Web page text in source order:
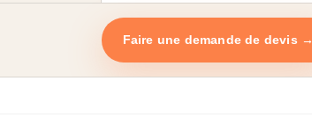
Faire une demande de devis →